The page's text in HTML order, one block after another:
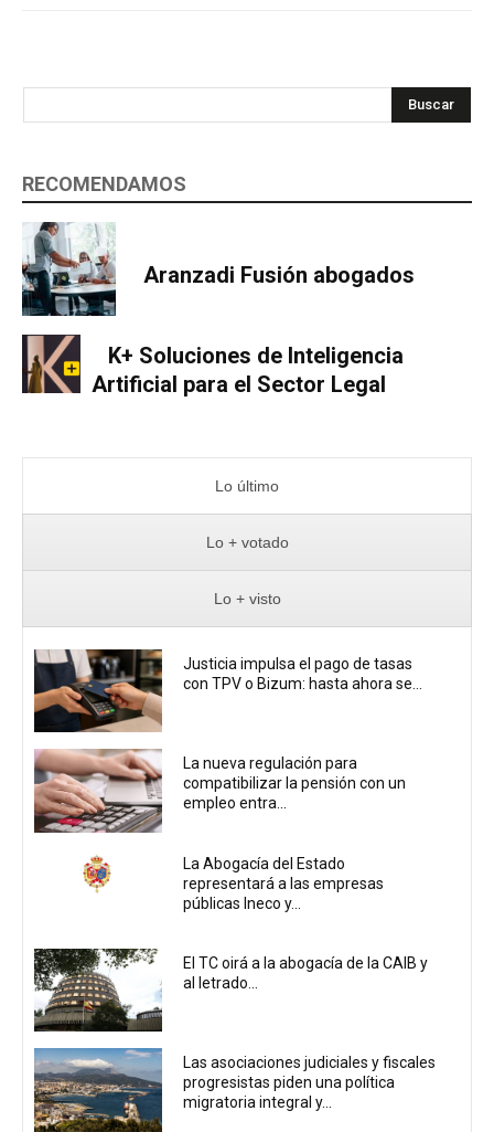
Buscar
RECOMENDAMOS
Aranzadi Fusión abogados
K+ Soluciones de Inteligencia
Artificial para el Sector Legal
Lo último
Lo + votado
Lo + visto
Justicia impulsa el pago de tasas
con TPV o Bizum: hasta ahora se...
La nueva regulación para
compatibilizar la pensión con un
empleo entra...
La Abogacía del Estado
representará a las empresas
públicas Ineco y...
El TC oirá a la abogacía de la CAIB y
al letrado...
Las asociaciones judiciales y fiscales
progresistas piden una política
migratoria integral y...